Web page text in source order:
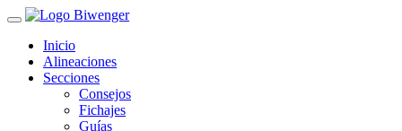
Inicio
Alineaciones
Secciones
Consejos
Fichajes
Guías